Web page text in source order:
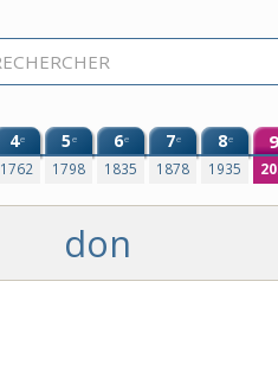
4e
1762
5e
1798
6e
1835
7e
1878
8e
1935
9
don